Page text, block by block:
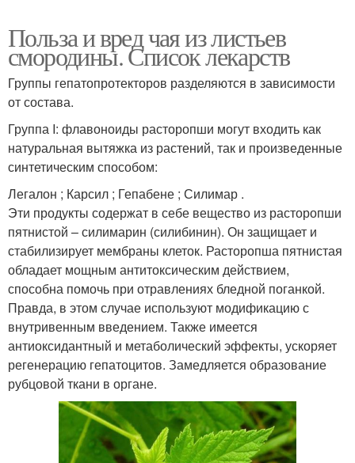
Польза и вред чая из листьев
смородины. Список лекарств
Группы гепатопротекторов разделяются в зависимости
от состава.
Группа I: флавоноиды расторопши могут входить как
натуральная вытяжка из растений, так и произведенные
синтетическим способом:
Легалон ; Карсил ; Гепабене ; Силимар .
Эти продукты содержат в себе вещество из расторопши
пятнистой – силимарин (силибинин). Он защищает и
стабилизирует мембраны клеток. Расторопша пятнистая
обладает мощным антитоксическим действием,
способна помочь при отравлениях бледной поганкой.
Правда, в этом случае используют модификацию с
внутривенным введением. Также имеется
антиоксидантный и метаболический эффекты, ускоряет
регенерацию гепатоцитов. Замедляется образование
рубцовой ткани в органе.